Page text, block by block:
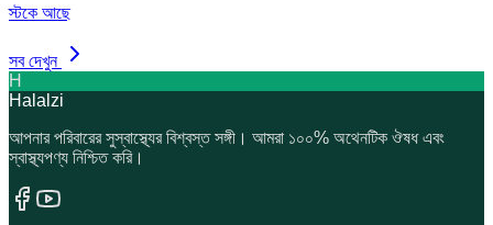
স্টকে আছে
সব দেখুন
H
Halalzi
আপনার পরিবারের সুস্বাস্থ্যের বিশ্বস্ত সঙ্গী। আমরা ১০০% অথেনটিক ঔষধ এবং
স্বাস্থ্যপণ্য নিশ্চিত করি।